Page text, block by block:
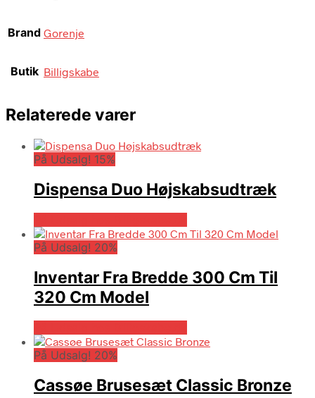
Brand Gorenje
Butik Billigskabe
Relaterede varer
På Udsalg! 15%
Dispensa Duo Højskabsudtræk
På Udsalg! 20%
Inventar Fra Bredde 300 Cm Til
320 Cm Model
På Udsalg! 20%
Cassøe Brusesæt Classic Bronze